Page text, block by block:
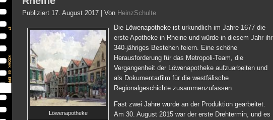
Publiziert 17. August 2017 Von HeinzSchulte
Löwenapotheke
Die Löwenapotheke ist urkundlich im Jahre 1677 die
erste Apotheke in Rheine und würde in diesem Jahr ihr
340-jähriges Bestehen feiern. Eine schöne
Herausforderung für das Metropoli-Team, die
Vergangenheit der Löwenapotheke aufzuarbeiten und
als Dokumentarfilm für die westfälische
Regionalgeschichte zusammenzufassen.
Fast zwei Jahre wurde an der Produktion gearbeitet.
Am 30. August 2015 war der erste Drehtermin, und es